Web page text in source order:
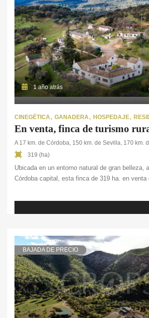
1 año atrás
CINEGÉTICA GANADERA HOSPEDAJE
A 17 km. de Córdoba, 150 km. de Sevilla, 170 km.
319 (ha)
Ubicada en un entorno natural de gran belleza,
Córdoba capital, esta finca de 319 ha. en venta
turismo rural, actividad ganadera, cinegética y
acceso fácil desde la carretera, la propiedad
BAJADA DE PRECIO